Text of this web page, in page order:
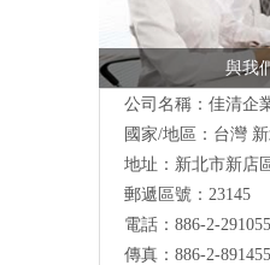
與我
公司名稱：佳清企
國家/地區：台灣
地址：新北市新店
郵遞區號：23145
電話：886-2-
傳真：886-2-